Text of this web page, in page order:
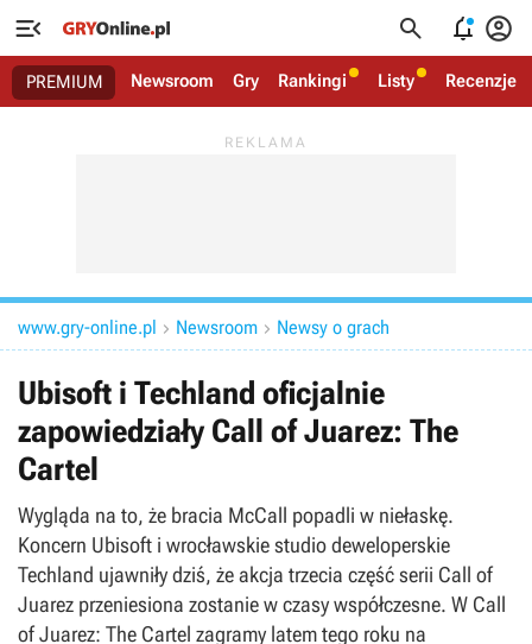
   
PREMIUM Newsroom Gry Rankingi Listy Recenzje
www.gry-online.pl  Newsroom  Newsy o grach
Ubisoft i Techland oficjalnie
zapowiedziały Call of Juarez: The
Cartel
Wygląda na to, że bracia McCall popadli w niełaskę.
Koncern Ubisoft i wrocławskie studio deweloperskie
Techland ujawniły dziś, że akcja trzecia część serii Call of
Juarez przeniesiona zostanie w czasy współczesne. W Call
of Juarez: The Cartel zagramy latem tego roku na